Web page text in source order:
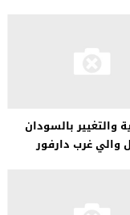
والتغيير بالسودان
والي غرب دارفور